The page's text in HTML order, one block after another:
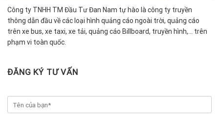
Công ty TNHH TM Đầu Tư Đan Nam tự hào là công ty truyền
thông dẫn đầu về các loại hình quảng cáo ngoài trời, quảng cáo
trên xe bus, xe taxi, xe tải, quảng cáo Billboard, truyền hình,… trên
phạm vi toàn quốc.
ĐĂNG KÝ TƯ VẤN